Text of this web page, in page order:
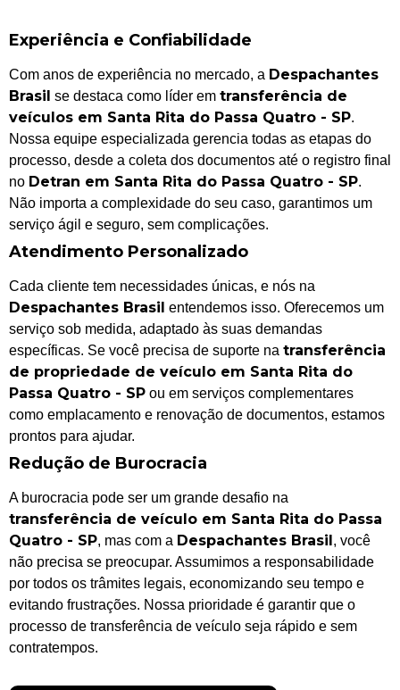
Experiência e Confiabilidade
Com anos de experiência no mercado, a Despachantes
Brasil se destaca como líder em transferência de
veículos em Santa Rita do Passa Quatro - SP.
Nossa equipe especializada gerencia todas as etapas do
processo, desde a coleta dos documentos até o registro final
no Detran em Santa Rita do Passa Quatro - SP.
Não importa a complexidade do seu caso, garantimos um
serviço ágil e seguro, sem complicações.
Atendimento Personalizado
Cada cliente tem necessidades únicas, e nós na
Despachantes Brasil entendemos isso. Oferecemos um
serviço sob medida, adaptado às suas demandas
específicas. Se você precisa de suporte na transferência
de propriedade de veículo em Santa Rita do
Passa Quatro - SP ou em serviços complementares
como emplacamento e renovação de documentos, estamos
prontos para ajudar.
Redução de Burocracia
A burocracia pode ser um grande desafio na
transferência de veículo em Santa Rita do Passa
Quatro - SP, mas com a Despachantes Brasil , você
não precisa se preocupar. Assumimos a responsabilidade
por todos os trâmites legais, economizando seu tempo e
evitando frustrações. Nossa prioridade é garantir que o
processo de transferência de veículo seja rápido e sem
contratempos.